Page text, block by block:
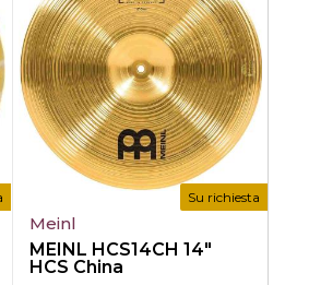
Su richiesta
Meinl
MEINL HCS14CH 14"
HCS China